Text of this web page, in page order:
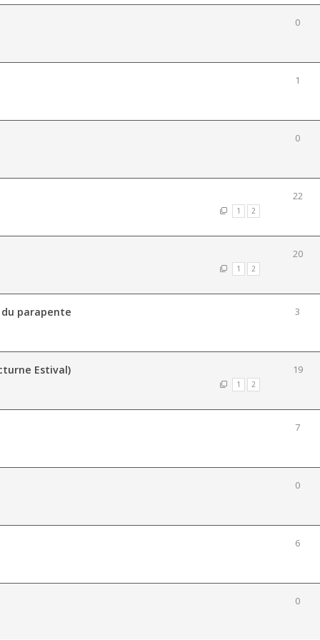
0
1
0
1 2
22
1 2
20
parapente 3
Estival)
1 2
19
7
0
6
0